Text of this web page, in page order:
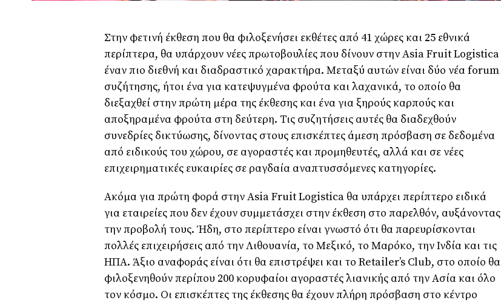
Στην φετινή έκθεση που θα φιλοξενήσει εκθέτες από 41 χώρες και 25 εθνικά
περίπτερα, θα υπάρχουν νέες πρωτοβουλίες που δίνουν στην Asia Fruit Logistica
έναν πιο διεθνή και διαδραστικό χαρακτήρα. Μεταξύ αυτών είναι δύο νέα forum
συζήτησης, ήτοι ένα για κατεψυγμένα φρούτα και λαχανικά, το οποίο θα
διεξαχθεί στην πρώτη μέρα της έκθεσης και ένα για ξηρούς καρπούς και
αποξηραμένα φρούτα στη δεύτερη. Τις συζητήσεις αυτές θα διαδεχθούν
συνεδρίες δικτύωσης, δίνοντας στους επισκέπτες άμεση πρόσβαση σε δεδομένα
από ειδικούς του χώρου, σε αγοραστές και προμηθευτές, αλλά και σε νέες
επιχειρηματικές ευκαιρίες σε ραγδαία αναπτυσσόμενες κατηγορίες.
Ακόμα για πρώτη φορά στην Asia Fruit Logistica θα υπάρχει περίπτερο ειδικά
για εταιρείες που δεν έχουν συμμετάσχει στην έκθεση στο παρελθόν, αυξάνοντας
την προβολή τους. Ήδη, στο περίπτερο είναι γνωστό ότι θα παρευρίσκονται
πολλές επιχειρήσεις από την Λιθουανία, το Μεξικό, το Μαρόκο, την Ινδία και τις
ΗΠΑ. Άξιο αναφοράς είναι ότι θα επιστρέψει και το Retailer’s Club, στο οποίο θα
φιλοξενηθούν περίπου 200 κορυφαίοι αγοραστές λιανικής από την Ασία και όλο
τον κόσμο. Οι επισκέπτες της έκθεσης θα έχουν πλήρη πρόσβαση στο κέντρο